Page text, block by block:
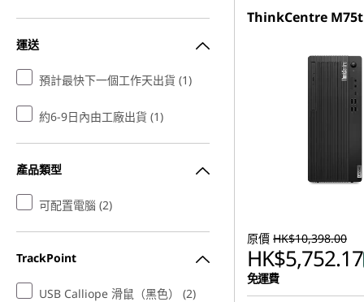
運送
預計最快下一個工作天出貨 (1)
約6-9日內由工廠出貨 (1)
產品類型
可配置電腦 (2)
TrackPoint
USB Calliope 滑鼠（黑色） (2)
ThinkCentre
原價 HK$10,398.00
HK$5,752.17
免運費